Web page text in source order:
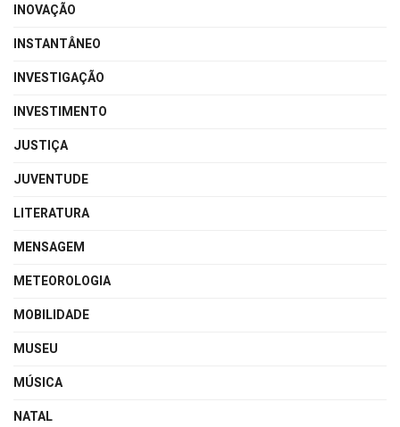
INOVAÇÃO
INSTANTÂNEO
INVESTIGAÇÃO
INVESTIMENTO
JUSTIÇA
JUVENTUDE
LITERATURA
MENSAGEM
METEOROLOGIA
MOBILIDADE
MUSEU
MÚSICA
NATAL